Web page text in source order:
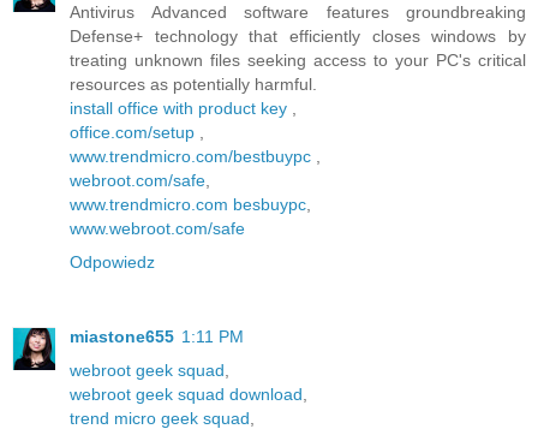
Antivirus Advanced software features groundbreaking
Defense+ technology that efficiently closes windows by
treating unknown files seeking access to your PC's critical
resources as potentially harmful.
install office with product key
office.com/setup
www.trendmicro.com/bestbuypc
webroot.com/safe
www.trendmicro.com besbuypc
www.webroot.com/safe
Odpowiedz
miastone655 1:11 PM
webroot geek squad
webroot geek squad download
trend micro geek squad